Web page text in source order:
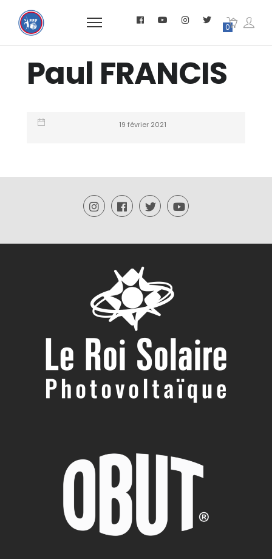
0
Paul FRANCIS
19 février 2021